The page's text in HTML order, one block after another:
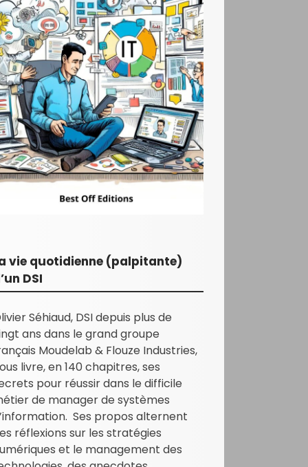
vie quotidienne (palpitante)
DSI
Séhiaud, DSI depuis plus de
ans dans le grand groupe
Moudelab & Flouze Industries,
livre, en 140 chapitres, ses
pour réussir dans le difficile
de manager de systèmes
Ses propos alternent
réflexions sur les stratégies
et le management des